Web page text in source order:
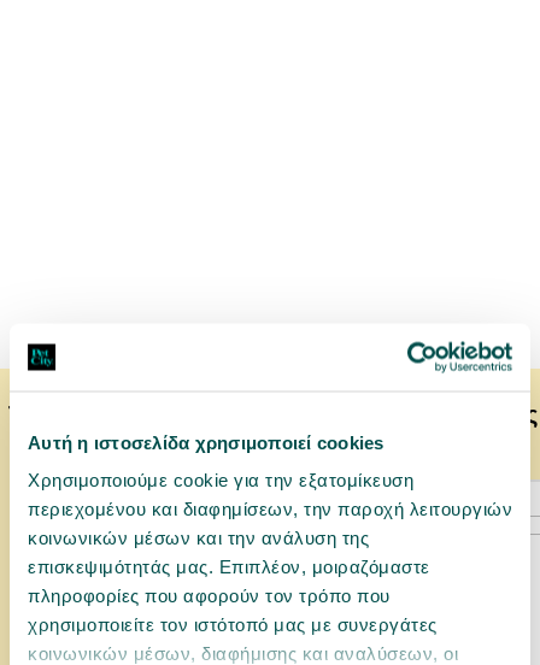
Αυτή η ιστοσελίδα χρησιμοποιεί cookies
Χρησιμοποιούμε cookie για την εξατομίκευση
περιεχομένου και διαφημίσεων, την παροχή λειτουργιών
κοινωνικών μέσων και την ανάλυση της
επισκεψιμότητάς μας. Επιπλέον, μοιραζόμαστε
πληροφορίες που αφορούν τον τρόπο που
χρησιμοποιείτε τον ιστότοπό μας με συνεργάτες
κοινωνικών μέσων, διαφήμισης και αναλύσεων, οι
Το κατοικίδιό σας μπορεί να προτιμάει επίσης